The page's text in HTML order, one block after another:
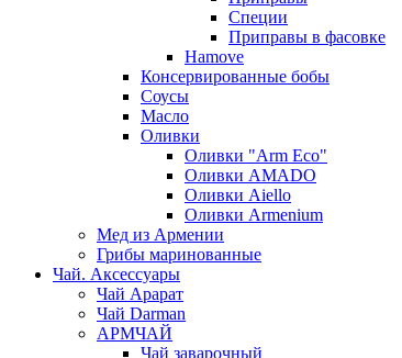
Специи
Приправы в фасовке
Hamove
Консервированные бобы
Соусы
Масло
Оливки
Оливки "Arm Eco"
Оливки AMADO
Оливки Aiello
Оливки Armenium
Мед из Армении
Грибы маринованные
Чай. Аксессуары
Чай Арарат
Чай Darman
АРМЧАЙ
Чай заварочный